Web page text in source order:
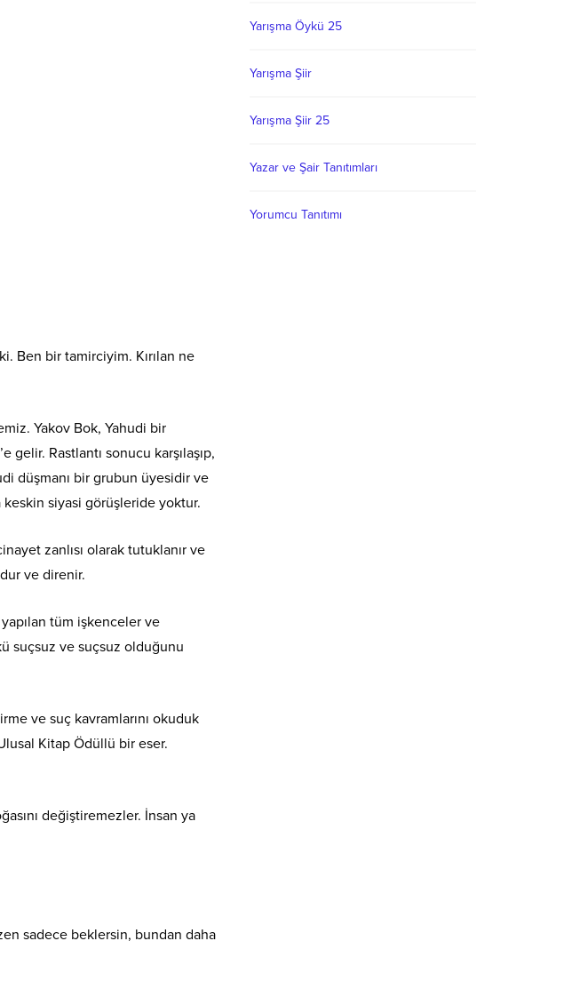
Ben bir tamirciyim. Kırılan ne
Yakov Bok, Yahudi bir
gelir. Rastlantı sonucu karşılaşıp,
düşmanı bir grubun üyesidir ve
keskin siyasi görüşleride yoktur.
zanlısı olarak tutuklanır ve
ve direnir.
yapılan tüm işkenceler ve
suçsuz ve suçsuz olduğunu
ve suç kavramlarını okuduk
Kitap Ödüllü bir eser.
değiştiremezler. İnsan ya
sadece beklersin, bundan daha
Yarışma Öykü 25
Yarışma Şiir
Yarışma Şiir 25
Yazar ve Şair Tanıtımları
Yorumcu Tanıtımı